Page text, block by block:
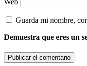
Guarda mi nombre,
Demuestra que eres un